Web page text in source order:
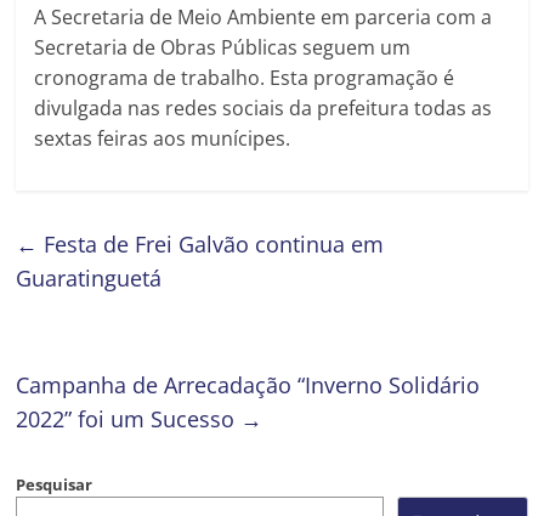
A Secretaria de Meio Ambiente em parceria com a
Secretaria de Obras Públicas seguem um
cronograma de trabalho. Esta programação é
divulgada nas redes sociais da prefeitura todas as
sextas feiras aos munícipes.
← Festa de Frei Galvão continua em
Guaratinguetá
Campanha de Arrecadação “Inverno Solidário
2022” foi um Sucesso →
Pesquisar